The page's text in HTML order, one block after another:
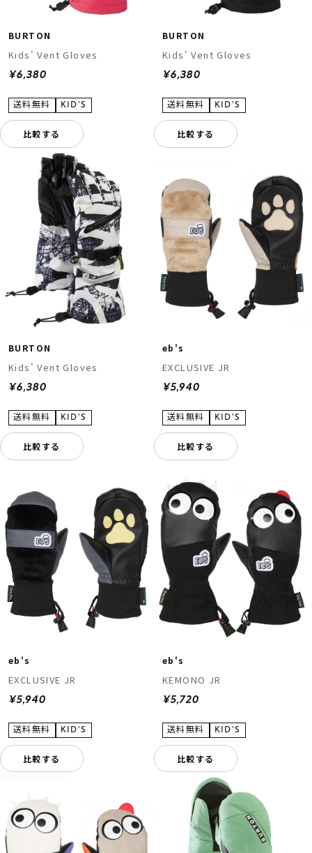
BURTON
Kids' Vent Gloves
¥6,380
比較する
BURTON
Kids' Vent Gloves
¥6,380
比較する
BURTON
Kids' Vent Gloves
¥6,380
比較する
eb's
EXCLUSIVE JR
¥5,940
比較する
eb's
EXCLUSIVE JR
¥5,940
比較する
eb's
KEMONO JR
¥5,720
比較する